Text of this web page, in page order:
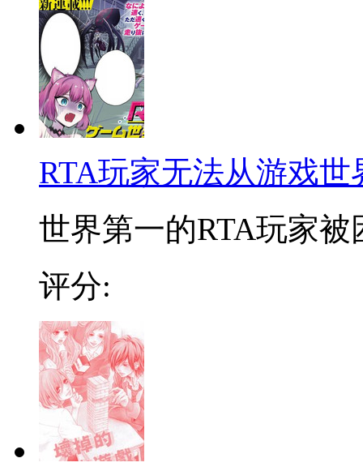
RTA玩家无法从游戏世
世界第一的RTA玩家
评分: